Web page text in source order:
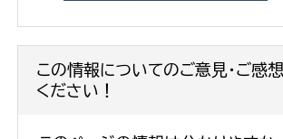
この情報についてのご意見・ご感
ください！